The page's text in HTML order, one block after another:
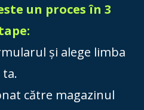
un proces în 3
și alege limba
ta.
către magazinul